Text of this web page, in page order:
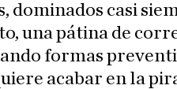
dominados casi
una pátina de
formas
acabar en la